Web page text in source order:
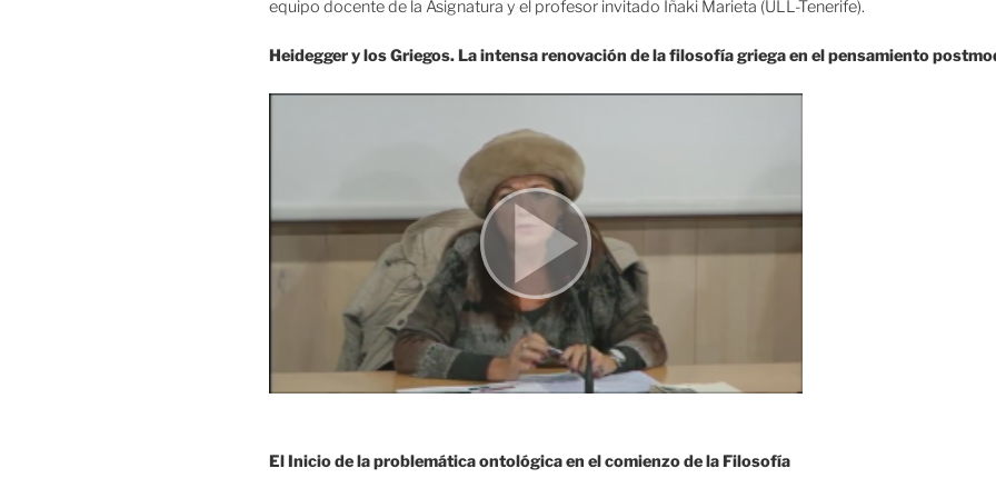
equipo docente de la Asignatura y el profesor invitado Iñaki Marieta (ULL-Tenerife).
Heidegger y los Griegos. La intensa renovación de la filosofía griega en el pensamiento
El Inicio de la problemática ontológica en el comienzo de la Filosofía